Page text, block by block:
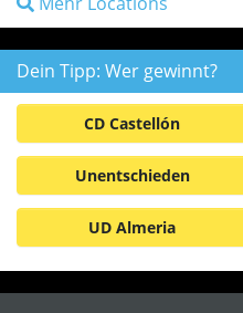
Dein Tipp: Wer gewinnt?
CD Castellón
Unentschieden
UD Almeria